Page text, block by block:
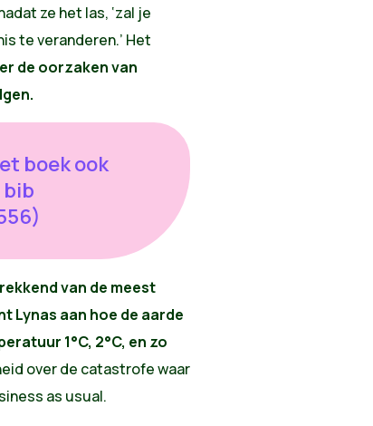
ze het las, ‘zal je
te veranderen.’ Het
de oorzaken van
boek ook
van de meest
Lynas aan hoe de aarde
1°C, 2°C, en zo
over de catastrofe waar
as usual.